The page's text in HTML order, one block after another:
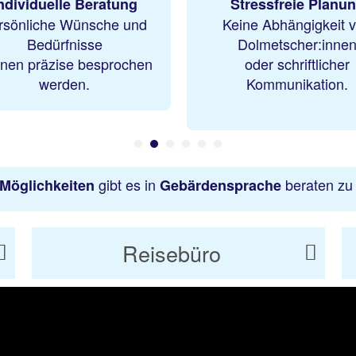
Abhängigkeit von
Dolmetscher:innen
oder schriftlicher
Kommunikation.
Gleichberechtigter
zu allen
Möglichkeiten gibt es in Gebärdensprache beraten
Reisebüro